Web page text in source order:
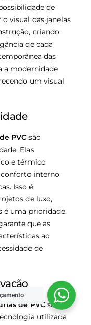
de
visual das janelas
criando
de cada
das
a modernidade
um visual
PVC são
Elas
e térmico
conforto interno
Isso é
de luxo,
é uma prioridade.
que as
ao
de
de PVC são
utilizada